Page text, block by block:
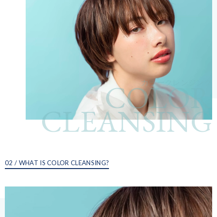
カラークレンジング
COLOR
CLEANSING
02 / WHAT IS COLOR CLEANSING?